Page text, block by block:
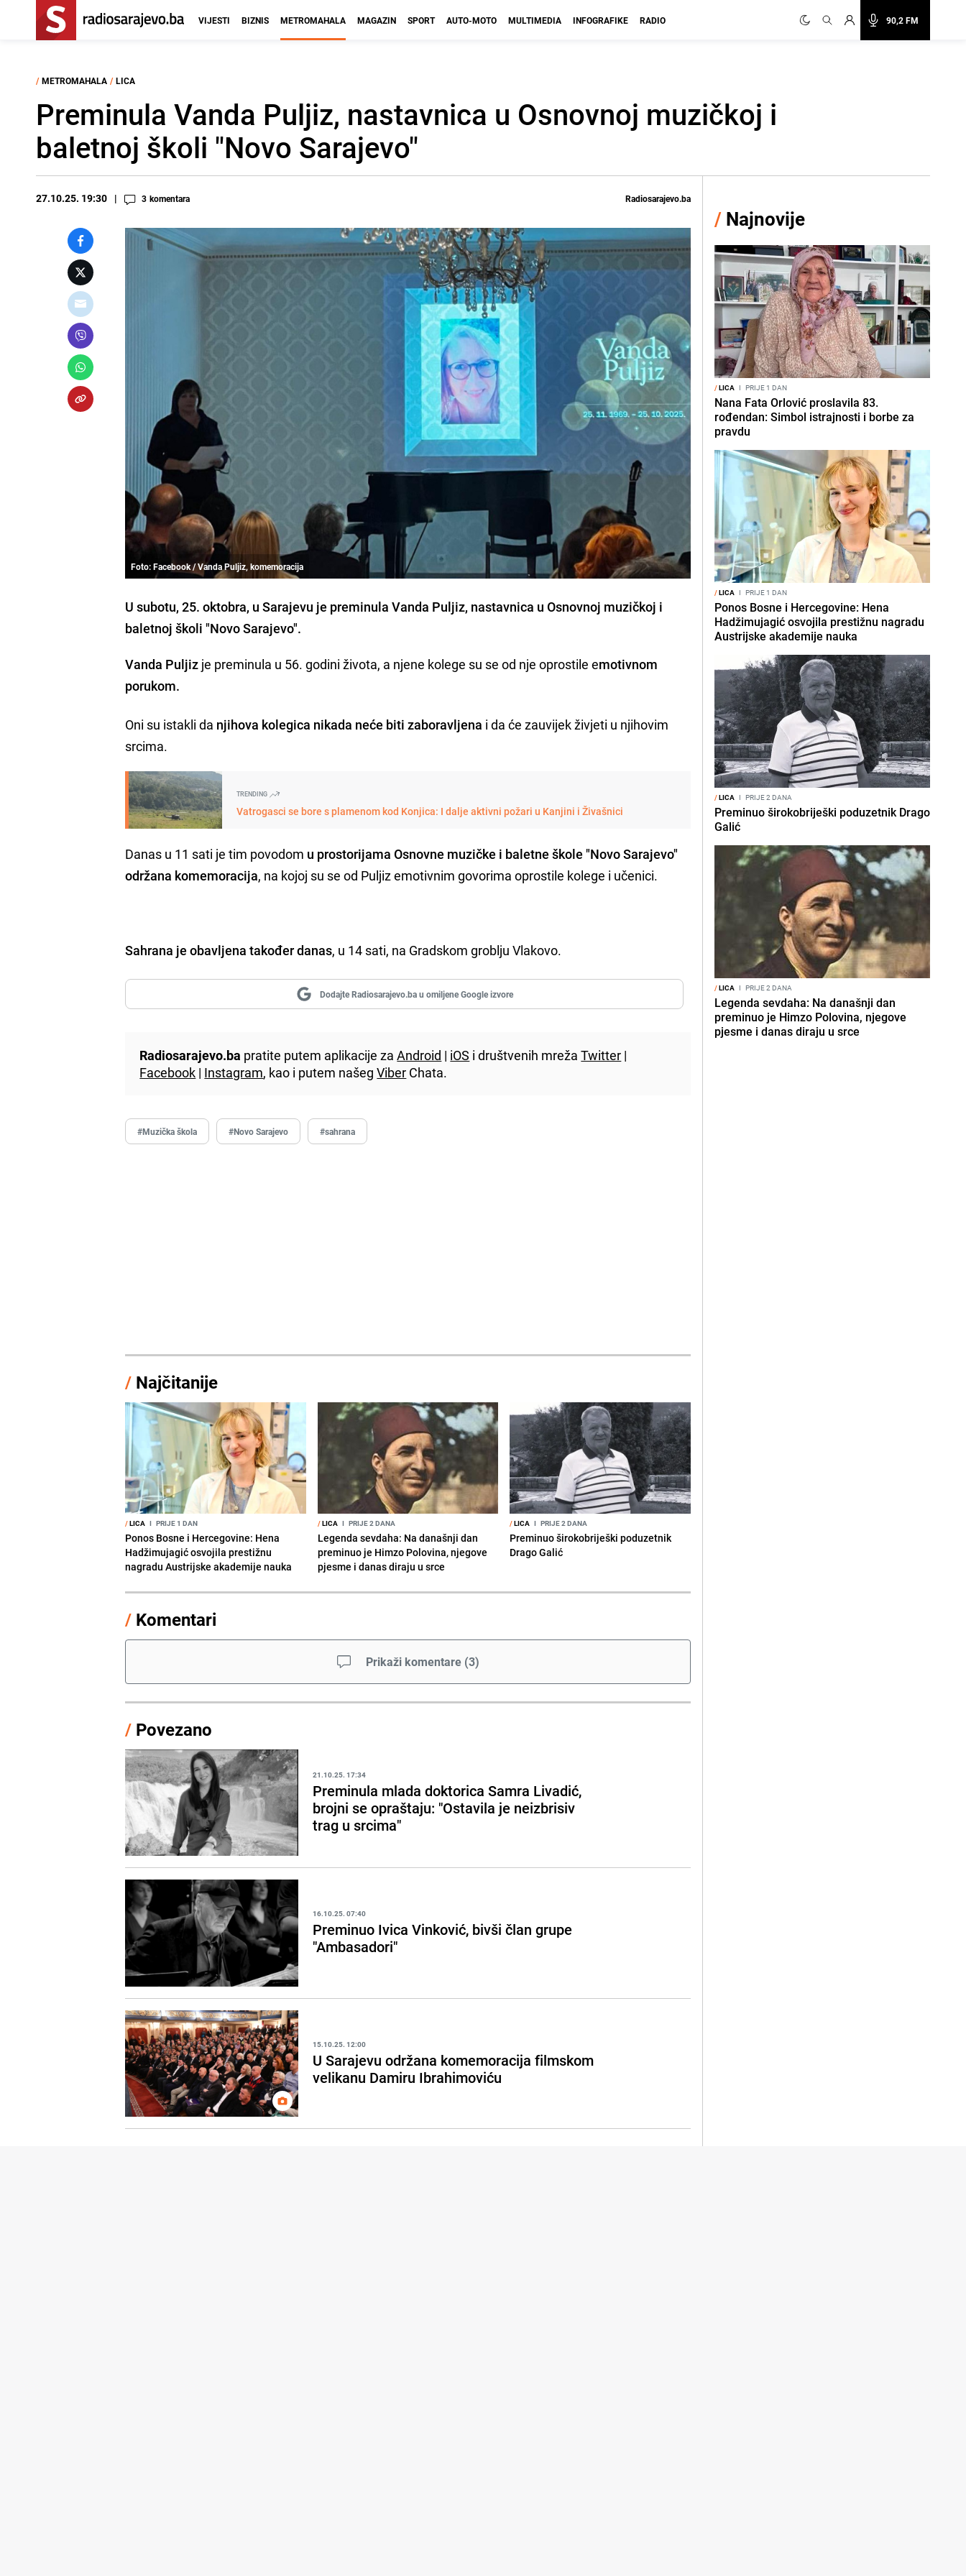
90,2 FM
VIJESTI BIZNIS METROMAHALA MAGAZIN SPORT AUTO-MOTO MULTIMEDIA INFOGRAFIKE RADIO
/ METROMAHALA / LICA
Preminula Vanda Puljiz, nastavnica u Osnovnoj muzičkoj i
baletnoj školi "Novo Sarajevo"
27.10.25. 19:30 3 komentara Radiosarajevo.ba
Foto: Facebook / Vanda Puljiz, komemoracija
U subotu, 25. oktobra, u Sarajevu je preminula Vanda Puljiz, nastavnica u Osnovnoj muzičkoj i
baletnoj školi "Novo Sarajevo".
Vanda Puljiz je preminula u 56. godini života, a njene kolege su se od nje oprostile emotivnom
porukom.
Oni su istakli da njihova kolegica nikada neće biti zaboravljena i da će zauvijek živjeti u njihovim
srcima.
TRENDING
Vatrogasci se bore s plamenom kod Konjica: I dalje aktivni požari u Kanjini i Živašnici
Danas u 11 sati je tim povodom u prostorijama Osnovne muzičke i baletne škole "Novo Sarajevo"
održana komemoracija, na kojoj su se od Puljiz emotivnim govorima oprostile kolege i učenici.
Sahrana je obavljena također danas, u 14 sati, na Gradskom groblju Vlakovo.
Dodajte Radiosarajevo.ba u omiljene Google izvore
Radiosarajevo.ba pratite putem aplikacije zaAndroid | iOS i društvenih mrežaTwitter |
Facebook | Instagram, kao i putem našegViber Chata.
#Muzička škola #Novo Sarajevo #sahrana
/ Najčitanije
/LICA I PRIJE 1 DAN
Ponos Bosne i Hercegovine: Hena
Hadžimujagić osvojila prestižnu
nagradu Austrijske akademije nauka
/LICA I PRIJE 2 DANA
Legenda sevdaha: Na današnji dan
preminuo je Himzo Polovina, njegove
pjesme i danas diraju u srce
/LICA I PRIJE 2 DANA
Preminuo širokobriješki poduzetnik
Drago Galić
/ Komentari
Prikaži komentare (3)
/ Povezano
21.10.25. 17:34
Preminula mlada doktorica Samra Livadić,
brojni se opraštaju: "Ostavila je neizbrisiv
trag u srcima"
16.10.25. 07:40
Preminuo Ivica Vinković, bivši član grupe
"Ambasadori"
15.10.25. 12:00
U Sarajevu održana komemoracija filmskom
velikanu Damiru Ibrahimoviću
/ Najnovije
/LICA I PRIJE 1 DAN
Nana Fata Orlović proslavila 83.
rođendan: Simbol istrajnosti i borbe za
pravdu
/LICA I PRIJE 1 DAN
Ponos Bosne i Hercegovine: Hena
Hadžimujagić osvojila prestižnu nagradu
Austrijske akademije nauka
/LICA I PRIJE 2 DANA
Preminuo širokobriješki poduzetnik Drago
Galić
/LICA I PRIJE 2 DANA
Legenda sevdaha: Na današnji dan
preminuo je Himzo Polovina, njegove
pjesme i danas diraju u srce